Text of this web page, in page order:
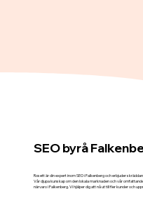
Rosett är din expert inom SEO i Falkenberg och erbjuder
Vår djupa kunskap om den lokala marknaden och vår
närvaro i Falkenberg. Vi hjälper dig att nå ut till fler kunder och
SEO byrå